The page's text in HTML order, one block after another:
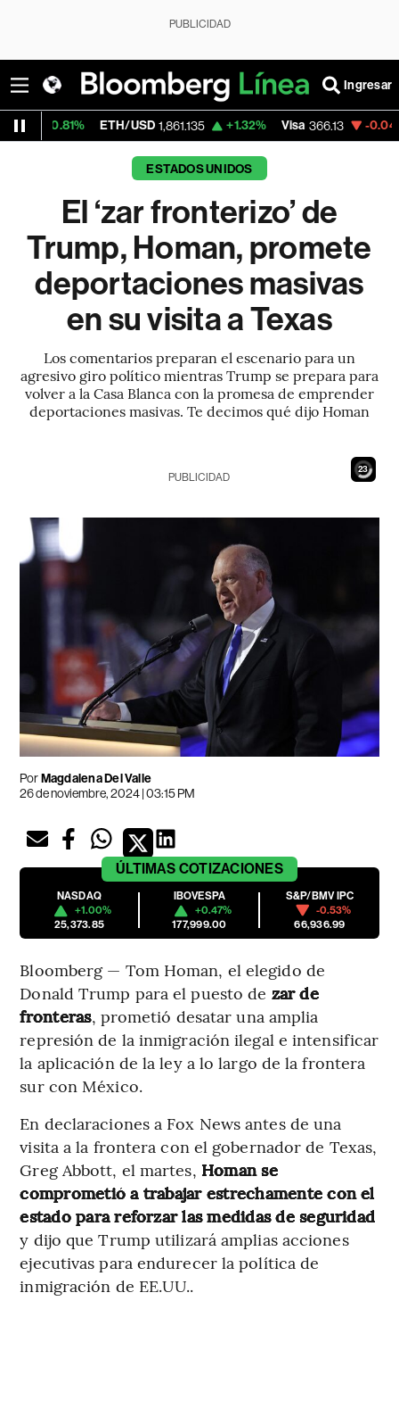
PUBLICIDAD
Ingresar
ETH/USD 1,861.135 +1.32% Visa 366.13 -0.04%
ESTADOS UNIDOS
El ‘zar fronterizo’ de
Trump, Homan, promete
deportaciones masivas
en su visita a Texas
Los comentarios preparan el escenario para un
agresivo giro político mientras Trump se prepara para
volver a la Casa Blanca con la promesa de emprender
deportaciones masivas. Te decimos qué dijo Homan
21
PUBLICIDAD
PorMagdalena Del Valle
26 de noviembre, 2024 | 03:15 PM
ÚLTIMAS COTIZACIONES
NASDAQ
+1.00%
25,373.85
IBOVESPA
+0.47%
177,999.00
S&P/BMV IPC
-0.53%
66,936.99
Bloomberg — Tom Homan, el elegido de
Donald Trump para el puesto de zar de
fronteras, prometió desatar una amplia
represión de la inmigración ilegal e intensificar
la aplicación de la ley a lo largo de la frontera
sur con México.
En declaraciones a Fox News antes de una
visita a la frontera con el gobernador de Texas,
Greg Abbott, el martes, Homan se
comprometió a trabajar estrechamente con el
estado para reforzar las medidas de seguridad
y dijo que Trump utilizará amplias acciones
ejecutivas para endurecer la política de
inmigración de EE.UU..